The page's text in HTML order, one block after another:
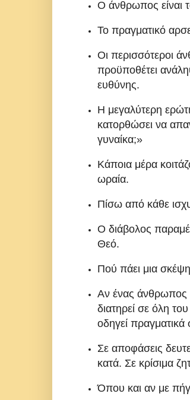
Ο άνθρωπος είναι
Το πραγματικό
Οι περισσότεροι
προϋποθέτει
ευθύνης.
Η μεγαλύτερη
κατορθώσει να
γυναίκα;»
Κάποια μέρα
ωραία.
Πίσω από κάθε
Ο διάβολος
Θεό.
Πού πάει μια
Αν ένας άνθρωπος
διατηρεί σε όλη
οδηγεί πραγματικά
Σε αποφάσεις
κατά. Σε κρίσιμα
Όπου και αν με